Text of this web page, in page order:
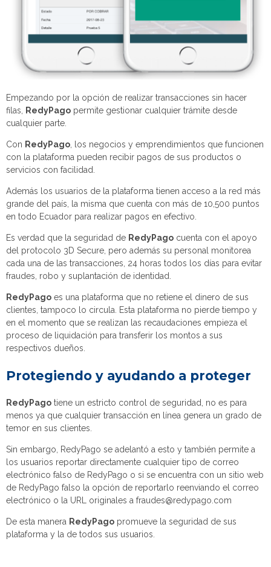
Empezando por la opción de realizar transacciones sin hacer
filas,
RedyPago permite gestionar cualquier trámite desde
cualquier parte.
Con RedyPago , los negocios y emprendimientos que funcionen
con la plataforma pueden recibir pagos de sus productos o
servicios con facilidad.
Además los usuarios de la plataforma tienen acceso a la red más
grande del país, la misma que cuenta con más de 10,500 puntos
en todo Ecuador para realizar pagos en efectivo.
Es verdad que la seguridad de RedyPago cuenta con el apoyo
del protocolo 3D Secure, pero además su personal monitorea
cada una de las transacciones, 24 horas todos los días para evitar
fraudes, robo y suplantación de identidad.
RedyPago es una plataforma que no retiene el dinero de sus
clientes, tampoco lo circula. Esta plataforma no pierde tiempo y
en el momento que se realizan las recaudaciones empieza el
proceso de liquidación para transferir los montos a sus
respectivos dueños.
Protegiendo y ayudando a proteger
RedyPago tiene un estricto control de seguridad, no es para
menos ya que cualquier transacción en línea genera un grado de
temor en sus clientes.
Sin embargo, RedyPago se adelantó a esto y también permite a
los usuarios reportar directamente cualquier tipo de correo
electrónico falso de RedyPago o si se encuentra con un sitio web
de RedyPago falso la opción de reportarlo reenviando el correo
electrónico o la URL originales a fraudes@redypago.com
De esta manera RedyPago promueve la seguridad de sus
plataforma y la de todos sus usuarios.